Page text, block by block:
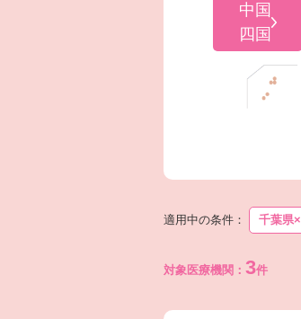
中国
四国
適用中の条件： 千葉県×
対象医療機関： 3件